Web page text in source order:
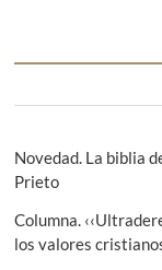
c
n
d
e
r
o
Novedad. La biblia
Prieto
Columna.
los valores